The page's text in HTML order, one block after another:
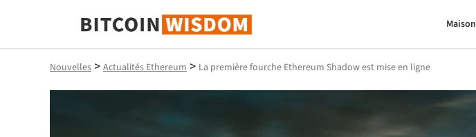
Bitcoin Sagesse
Maison
Nouvelles > Actualités Ethereum > La première fourche Ethereum Shadow est mise en ligne